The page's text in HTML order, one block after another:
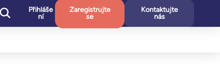
Přihláše
ní
Zaregistrujte
se
Kontaktujte
nás